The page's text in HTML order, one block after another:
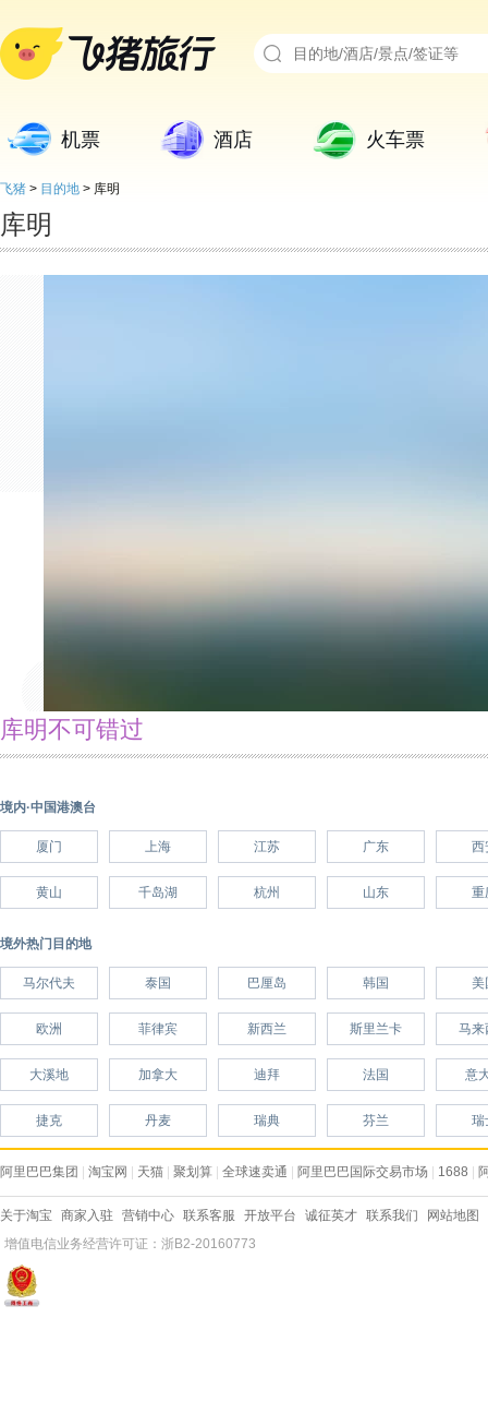
机票 酒店 火车票
飞猪 > 目的地 > 库明
库明
库明不可错过
境内·中国港澳台
厦门 上海 江苏 广东 西
黄山 千岛湖 杭州 山东 重
境外热门目的地
马尔代夫 泰国 巴厘岛 韩国 美
欧洲 菲律宾 新西兰 斯里兰卡 马来
大溪地 加拿大 迪拜 法国 意
捷克 丹麦 瑞典 芬兰 瑞
阿里巴巴集团 淘宝网 天猫 聚划算 全球速卖通 阿里巴巴国际交易市场 1688
关于淘宝 商家入驻 营销中心 联系客服 开放平台 诚征英才 联系我们
网站地图
增值电信业务经营许可证：浙B2-20160773